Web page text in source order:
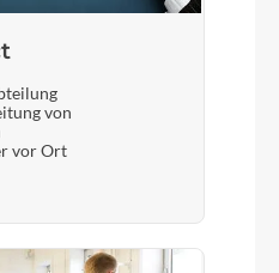
von
vor Ort